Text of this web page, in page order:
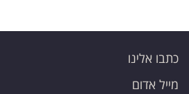
כתבו אלינו
מייל אדום